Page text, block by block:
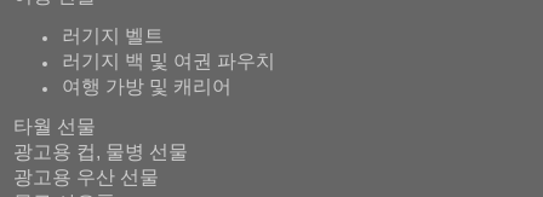
러기지 벨트
러기지 백 및 여권 파우치
여행 가방 및 캐리어
타월 선물
광고용 컵, 물병 선물
광고용 우산 선물